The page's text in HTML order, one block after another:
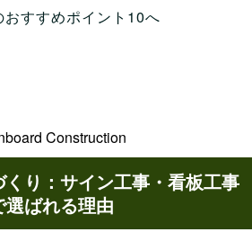
すすめポイント10へ
Construction
り：サイン工事・看板工事
選ばれる理由